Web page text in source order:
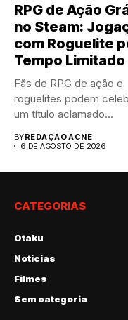
RPG de Ação
no Steam:
com Roguelite
Tempo Limitado
Fãs de RPG de ação e
roguelites podem
um título aclamado...
BYREDAÇÃO ACNE
6 DE AGOSTO DE 2026
CATEGORIAS
Otaku
Notícias
Filmes
Sem categoria